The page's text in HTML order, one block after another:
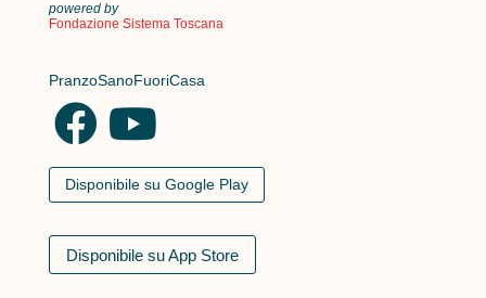
powered by
Fondazione Sistema Toscana
PranzoSanoFuoriCasa
Disponibile su Google Play
Disponibile su App Store